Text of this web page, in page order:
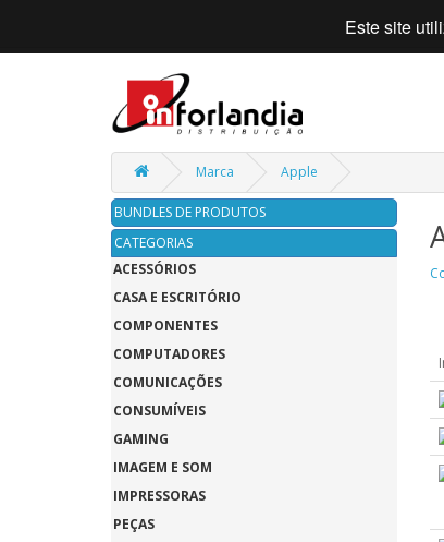
Marca Apple
BUNDLES DE PRODUTOS
CATEGORIAS
ACESSÓRIOS
CASA E ESCRITÓRIO
COMPONENTES
COMPUTADORES
COMUNICAÇÕES
CONSUMÍVEIS
GAMING
IMAGEM E SOM
IMPRESSORAS
PEÇAS
Este site